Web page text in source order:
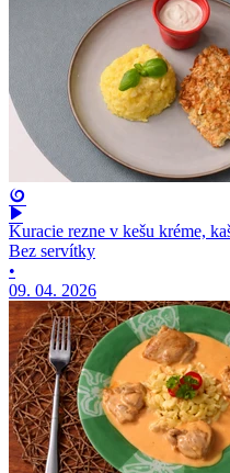
Kuracie rezne v kešu kréme,
Bez servítky
•
09. 04. 2026